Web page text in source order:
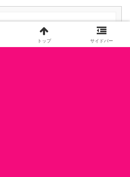
本気の癒しを求めるなら！はいむるぶ
しをおすすめする5つの理由
トップ サイドバー